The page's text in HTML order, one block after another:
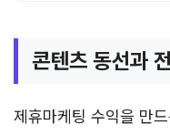
콘텐츠 동선과
제휴마케팅 수익을 만